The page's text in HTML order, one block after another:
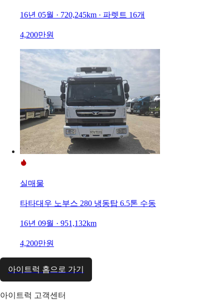
16년 05월 · 720,245km · 파렛트 16개
4,200만원
실매물
타타대우 노부스 280 냉동탑 6.5톤 수동
16년 09월 · 951,132km
4,200만원
아이트럭 홈으로 가기
아이트럭 고객센터